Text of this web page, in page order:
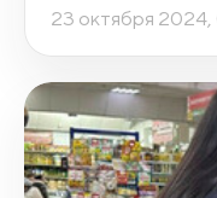
23 октября